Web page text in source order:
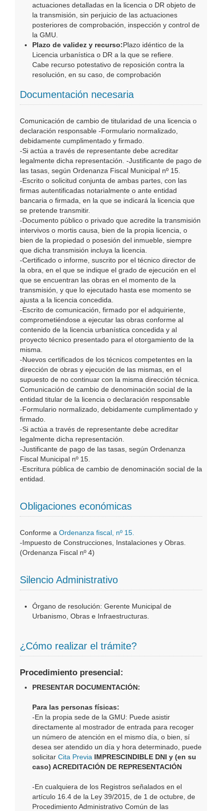
actuaciones detalladas en la licencia o DR objeto de
la transmisión, sin perjuicio de las actuaciones
posteriores de comprobación, inspección y control de
la GMU.
Plazo de validez y recurso:Plazo idéntico de la
Licencia urbanística o DR a la que se refiere.
Cabe recurso potestativo de reposición contra la
resolución, en su caso, de comprobación
Documentación necesaria
Comunicación de cambio de titularidad de una licencia o
declaración responsable -Formulario normalizado,
debidamente cumplimentado y firmado.
-Si actúa a través de representante debe acreditar
legalmente dicha representación. -Justificante de pago de
las tasas, según Ordenanza Fiscal Municipal nº 15.
-Escrito o solicitud conjunta de ambas partes, con las
firmas autentificadas notarialmente o ante entidad
bancaria o firmada, en la que se indicará la licencia que
se pretende transmitir.
-Documento público o privado que acredite la transmisión
intervivos o mortis causa, bien de la propia licencia, o
bien de la propiedad o posesión del inmueble, siempre
que dicha transmisión incluya la licencia.
-Certificado o informe, suscrito por el técnico director de
la obra, en el que se indique el grado de ejecución en el
que se encuentran las obras en el momento de la
transmisión, y que lo ejecutado hasta ese momento se
ajusta a la licencia concedida.
-Escrito de comunicación, firmado por el adquiriente,
comprometiéndose a ejecutar las obras conforme al
contenido de la licencia urbanística concedida y al
proyecto técnico presentado para el otorgamiento de la
misma.
-Nuevos certificados de los técnicos competentes en la
dirección de obras y ejecución de las mismas, en el
supuesto de no continuar con la misma dirección técnica.
Comunicación de cambio de denominación social de la
entidad titular de la licencia o declaración responsable
-Formulario normalizado, debidamente cumplimentado y
firmado.
-Si actúa a través de representante debe acreditar
legalmente dicha representación.
-Justificante de pago de las tasas, según Ordenanza
Fiscal Municipal nº 15.
-Escritura pública de cambio de denominación social de la
entidad.
Obligaciones económicas
Conforme a Ordenanza fiscal, nº 15.
-Impuesto de Construcciones, Instalaciones y Obras.
(Ordenanza Fiscal nº 4)
Silencio Administrativo
Órgano de resolución: Gerente Municipal de
Urbanismo, Obras e Infraestructuras.
¿Cómo realizar el trámite?
Procedimiento presencial:
PRESENTAR DOCUMENTACIÓN:
Para las personas físicas:
-En la propia sede de la GMU: Puede asistir
directamente al mostrador de entrada para recoger
un número de atención en el mismo día, o bien, sí
desea ser atendido un día y hora determinado, puede
solicitar Cita Previa IMPRESCINDIBLE DNI y (en su
caso) ACREDITACIÓN DE REPRESENTACIÓN
-En cualquiera de los Registros señalados en el
artículo 16.4 de la Ley 39/2015, de 1 de octubre, de
Procedimiento Administrativo Común de las